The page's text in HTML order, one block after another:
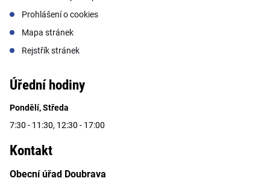
Prohlášení o cookies
Mapa stránek
Rejstřík stránek
Úřední hodiny
Pondělí, Středa
7:30 - 11:30, 12:30 - 17:00
Kontakt
Obecní úřad Doubrava